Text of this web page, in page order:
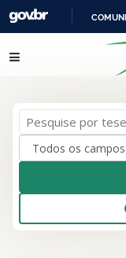
Pular para o conteúdo